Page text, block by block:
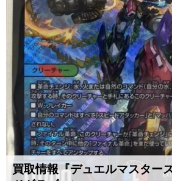
買取情報『デュエルマスター